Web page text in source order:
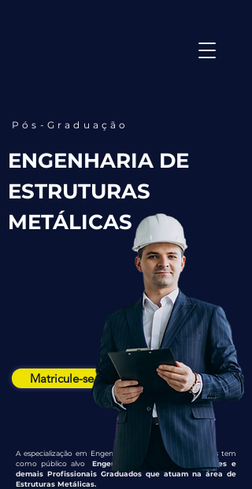
Pós-Graduação
ENGENHARIA DE
ESTRUTURAS
METÁLICAS
A especialização em Engenharia de Estruturas Metálicas tem
como público alvoEngenheiros, Arquitetos, Gerentes e
demais Profissionais Graduados que atuam na área de
Estruturas Metálicas.
Matricule-se